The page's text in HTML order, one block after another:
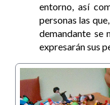
entorno, así
personas las
demandante se
expresarán sus